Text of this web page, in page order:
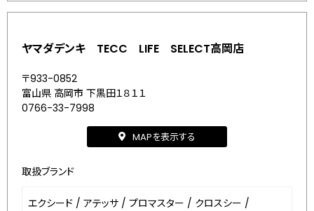
ヤマダデンキ TECC LIFE SELECT高岡店
〒933-0852
富山県 高岡市 下黒田１８１１
0766-33-7998
MAPを表示する
取扱ブランド
エクシード / アテッサ / プロマスター / クロスシー /